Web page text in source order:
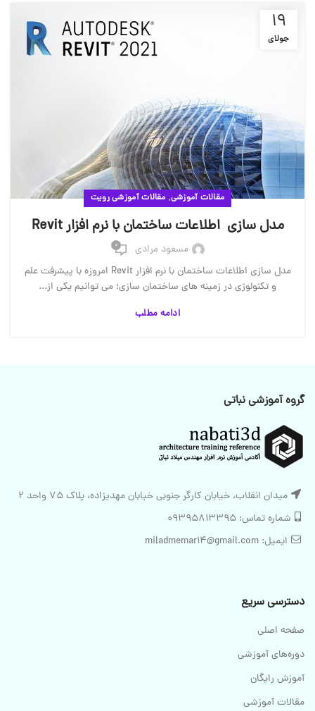
19
جولای
مقالات آموزشی, مقالات آموزشی رویت
مدل سازی اطلاعات ساختمان با نرم افزار Revit
مسعود مرادی 0
مدل سازی اطلاعات ساختمان با نرم افزار Revit امروزه با پیشرفت علم
و تکنولوژی در زمینه های ساختمان سازی؛ می توانیم یکی از...
ادامه مطلب
گروه آموزشی نباتی
میدان انقلاب، خیابان کارگر جنوبی خیابان مهدیزاده، پلاک 75 واحد 2
شماره تماس: 09395813395
ایمیل: miladmemar14@gmail.com
دسترسی سریع
صفحه اصلی
دوره‌های آموزشی
آموزش رایگان
مقالات آموزشی